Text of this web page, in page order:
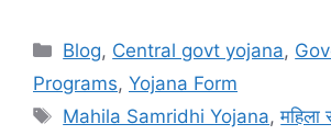
Categories
Blog, Central govt yojana,
Programs, Yojana Form
Tags
Mahila Samridhi Yojana,महिला